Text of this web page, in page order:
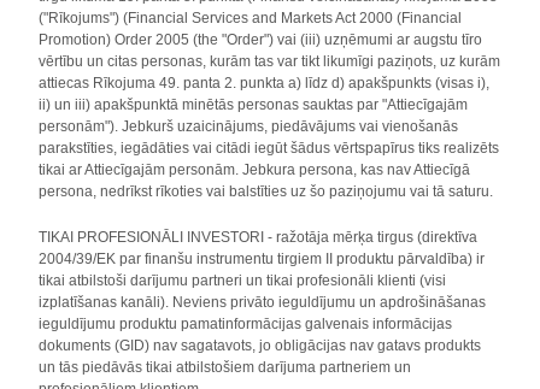
("Rīkojums") (Financial Services and Markets Act 2000 (Financial
Promotion) Order 2005 (the "Order") vai (iii) uzņēmumi ar augstu tīro
vērtību un citas personas, kurām tas var tikt likumīgi paziņots, uz kurām
attiecas Rīkojuma 49. panta 2. punkta a) līdz d) apakšpunkts (visas i),
ii) un iii) apakšpunktā minētās personas sauktas par "Attiecīgajām
personām"). Jebkurš uzaicinājums, piedāvājums vai vienošanās
parakstīties, iegādāties vai citādi iegūt šādus vērtspapīrus tiks realizēts
tikai ar Attiecīgajām personām. Jebkura persona, kas nav Attiecīgā
persona, nedrīkst rīkoties vai balstīties uz šo paziņojumu vai tā saturu.
TIKAI PROFESIONĀLI INVESTORI - ražotāja mērķa tirgus (direktīva
2004/39/EK par finanšu instrumentu tirgiem II produktu pārvaldība) ir
tikai atbilstoši darījumu partneri un tikai profesionāli klienti (visi
izplatīšanas kanāli). Neviens privāto ieguldījumu un apdrošināšanas
ieguldījumu produktu pamatinformācijas galvenais informācijas
dokuments (GID) nav sagatavots, jo obligācijas nav gatavs produkts
un tās piedāvās tikai atbilstošiem darījuma partneriem un